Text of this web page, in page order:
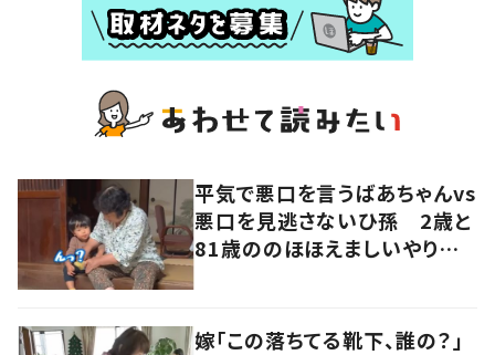
平気で悪口を言うばあちゃんvs
悪口を見逃さないひ孫 2歳と
81歳ののほほえましいやり取り
嫁「この落ちてる靴下、誰の？」